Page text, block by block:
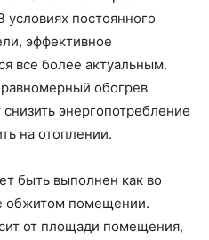
постоянного
эффективное
все более актуальным.
обогрев
энергопотребление
на отоплении.
быть выполнен как во
обжитом помещении.
от площади помещения,